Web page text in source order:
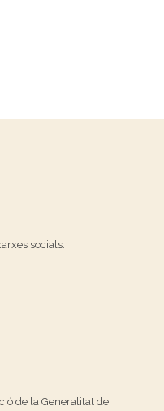
socials:
de la Generalitat de